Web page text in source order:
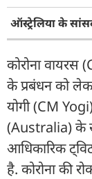
ऑस्ट्रेलिया के
कोरोना
के प्रबंधन को
योगी (CM
(Australia) के
आधिकारिक
है. कोरोना की